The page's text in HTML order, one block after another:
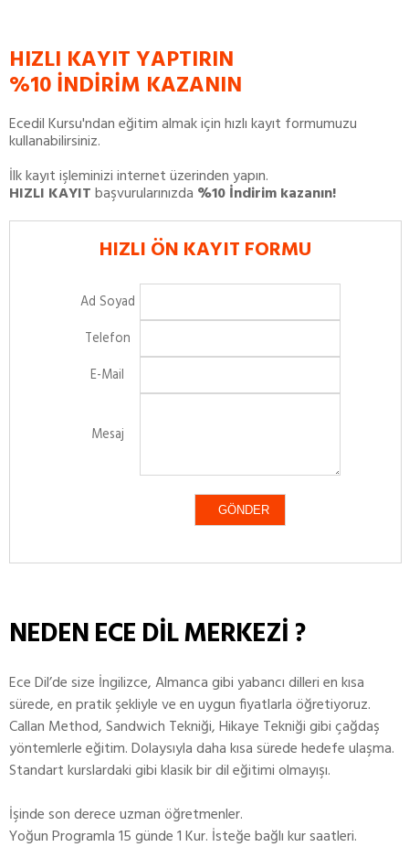
HIZLI KAYIT YAPTIRIN
%10 İNDİRİM KAZANIN
Ecedil Kursu'ndan eğitim almak için hızlı kayıt formumuzu
kullanabilirsiniz.
İlk kayıt işleminizi internet üzerinden yapın.
HIZLI KAYITbaşvurularınızda %10 İndirim kazanın!
HIZLI ÖN KAYIT FORMU
Ad Soyad
Telefon
E-Mail
Mesaj
NEDEN ECE DİL MERKEZİ ?
Ece Dil’de size İngilizce, Almanca gibi yabancı dilleri en kısa
sürede, en pratik şekliyle ve en uygun fiyatlarla öğretiyoruz.
Callan Method, Sandwich Tekniği, Hikaye Tekniği gibi çağdaş
yöntemlerle eğitim. Dolaysıyla daha kısa sürede hedefe ulaşma.
Standart kurslardaki gibi klasik bir dil eğitimi olmayışı.
İşinde son derece uzman öğretmenler.
Yoğun Programla 15 günde 1 Kur. İsteğe bağlı kur saatleri.